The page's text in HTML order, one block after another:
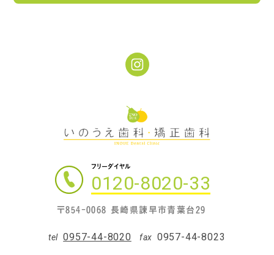
フリーダイヤル
0120-8020-33
〒854-0068 長崎県諫早市青葉台29
tel 0957-44-8020 fax 0957-44-8023